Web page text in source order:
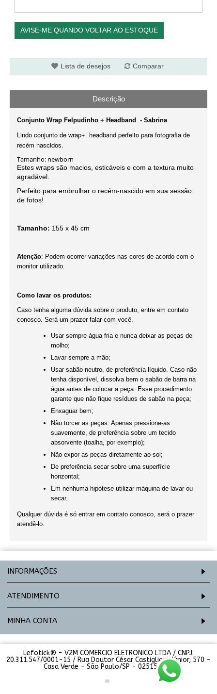
AVISE-ME QUANDO VOLTAR AO ESTOQUE
Lista de desejos Comparar
Descrição
Conjunto Wrap Felpudinho + Headband - Sabrina
Lindo conjunto de wrap+ headband perfeito para fotografia de
recém nascidos.
Tamanho: newborn
Estes wraps são macios, esticáveis e com a textura muito
agradável.
Perfeito para embrulhar o recém-nascido em sua sessão
de fotos!
Tamanho: 155 x 45 cm
Atenção: Podem ocorrer variações nas cores de acordo com o
monitor utilizado.
Como lavar os produtos:
Caso tenha alguma dúvida sobre o produto, entre em contato
conosco. Será um prazer falar com você.
Usar sempre água fria e nunca deixar as peças de
molho;
Lavar sempre a mão;
Usar sabão neutro, de preferência líquido. Caso não
tenha disponível, dissolva bem o sabão de barra na
água antes de colocar a peça. Esse procedimento
garante que não fique resíduos de sabão na peça;
Enxaguar bem;
Não torcer as peças. Apenas pressione-as
suavemente, de preferência sobre um tecido
absorvente (toalha, por exemplo);
Não expor as peças diretamente ao sol;
De preferência secar sobre uma superfície
horizontal;
Em nenhuma hipótese utilizar máquina de lavar ou
secar.
Qualquer dúvida é só entrar em contato conosco, será o prazer
atendê-lo.
INFORMAÇÕES
ATENDIMENTO
MINHA CONTA
Lefotick® - V2M COMERCIO ELETRONICO LTDA / CNPJ:
20.311.547/0001-15 / Rua Doutor César Castiglioni Júnior, 570 -
Casa Verde - São Paulo/SP - 02515-000